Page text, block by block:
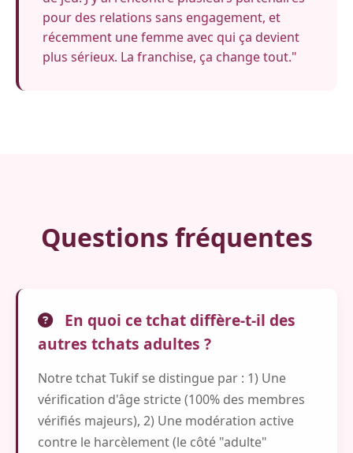
pour des relations sans engagement, et
récemment une femme avec qui ça devient
plus sérieux. La franchise, ça change tout."
Questions fréquentes
En quoi ce tchat diffère-t-il des
autres tchats adultes ?
Notre tchat Tukif se distingue par : 1) Une
vérification d'âge stricte (100% des membres
vérifiés majeurs), 2) Une modération active
contre le harcèlement (le côté "adulte"